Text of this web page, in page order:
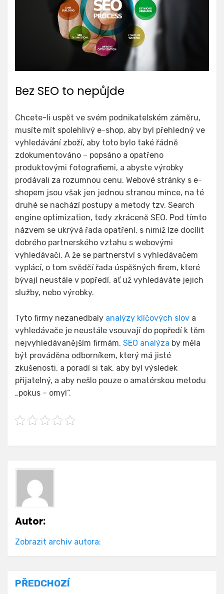
Bez SEO to nepůjde
Chcete-li uspět ve svém podnikatelském záměru,
musíte mít spolehlivý e-shop, aby byl přehledný ve
vyhledávání zboží, aby toto bylo také řádně
zdokumentováno – popsáno a opatřeno
produktovými fotografiemi, a abyste výrobky
prodávali za rozumnou cenu. Webové stránky s e-
shopem jsou však jen jednou stranou mince, na té
druhé se nachází postupy a metody tzv. Search
engine optimization, tedy zkráceně SEO. Pod tímto
názvem se ukrývá řada opatření, s nimiž lze docílit
dobrého partnerského vztahu s webovými
vyhledávači. A že se partnerství s vyhledávačem
vyplácí, o tom svědčí řada úspěšných firem, které
bývají neustále v popředí, ať už vyhledáváte jejich
služby, nebo výrobky.
Tyto firmy nezanedbaly analýzy klíčových slov a
vyhledávače je neustále vsouvají do popředí k těm
nejvyhledávanějším firmám. SEO analýza by měla
být prováděna odborníkem, který má jisté
zkušenosti, a poradí si tak, aby byl výsledek
přijatelný, a aby nešlo pouze o amatérskou metodu
„pokus – omyl“.
Autor:
Zobrazit archiv autora:
Navigace
PŘEDCHOZÍ